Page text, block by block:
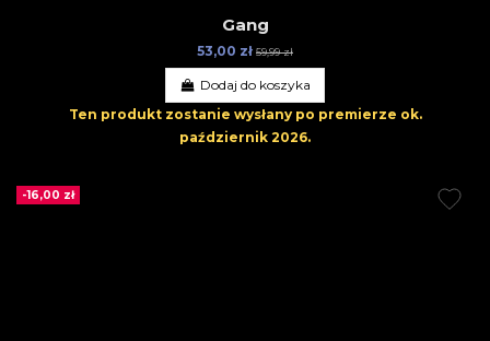
Gang
53,00 zł 59,99 zł
Dodaj do koszyka
Ten produkt zostanie wysłany po premierze ok.
październik 2026.
-16,00 zł